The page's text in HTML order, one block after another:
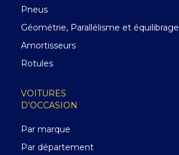
Pneus
Géométrie, Parallélisme et équilibrage
Amortisseurs
Rotules
VOITURES
D’OCCASION
Par marque
Par département